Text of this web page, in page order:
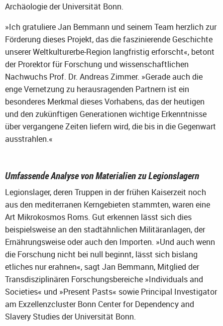
Archäologie der Universität Bonn.
»Ich gratuliere Jan Bemmann und seinem Team herzlich zur
Förderung dieses Projekt, das die faszinierende Geschichte
unserer Weltkulturerbe-Region langfristig erforscht«, betont
der Prorektor für Forschung und wissenschaftlichen
Nachwuchs Prof. Dr. Andreas Zimmer. »Gerade auch die
enge Vernetzung zu herausragenden Partnern ist ein
besonderes Merkmal dieses Vorhabens, das der heutigen
und den zukünftigen Generationen wichtige Erkenntnisse
über vergangene Zeiten liefern wird, die bis in die Gegenwart
ausstrahlen.«
Umfassende Analyse von Materialien zu Legionslagern
Legionslager, deren Truppen in der frühen Kaiserzeit noch
aus den mediterranen Kerngebieten stammten, waren eine
Art Mikrokosmos Roms. Gut erkennen lässt sich dies
beispielsweise an den stadtähnlichen Militäranlagen, der
Ernährungsweise oder auch den Importen. »Und auch wenn
die Forschung nicht bei null beginnt, lässt sich bislang
etliches nur erahnen«, sagt Jan Bemmann, Mitglied der
Transdisziplinären Forschungsbereiche »Individuals and
Societies« und »Present Pasts« sowie Principal Investigator
am Exzellenzcluster Bonn Center for Dependency and
Slavery Studies der Universität Bonn.